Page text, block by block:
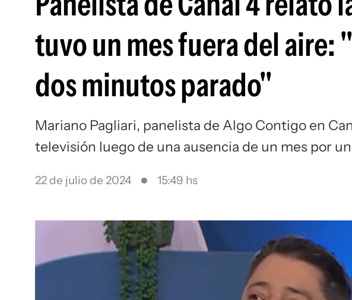
tuvo un mes fuera del aire:
dos minutos parado"
Mariano Pagliari, panelista de Algo Contigo en
televisión luego de una ausencia de un mes por
22 de julio de 2024 15:49 hs